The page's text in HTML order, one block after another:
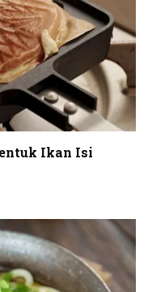
Ikan Isi